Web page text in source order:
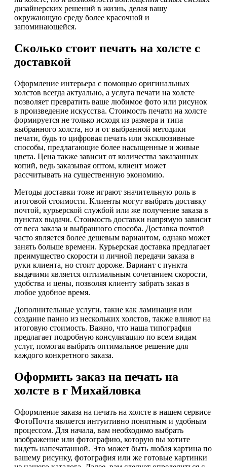
дизайнерских решений в жизнь, делая вашу
окружающую среду более красочной и
запоминающейся.
Сколько стоит печать на холсте с
доставкой
Оформление интерьера с помощью оригинальных
холстов всегда актуально, а услуга печати на холсте
позволяет превратить ваше любимое фото или рисунок
в произведение искусства. Стоимость печати на холсте
формируется не только исходя из размера и типа
выбранного холста, но и от выбранной методики
печати, будь то цифровая печать или эксклюзивные
способы, предлагающие более насыщенные и живые
цвета. Цена также зависит от количества заказанных
копий, ведь заказывая оптом, клиент может
рассчитывать на существенную экономию.
Методы доставки тоже играют значительную роль в
итоговой стоимости. Клиенты могут выбрать доставку
почтой, курьерской службой или же получение заказа в
пунктах выдачи. Стоимость доставки напрямую зависит
от веса заказа и выбранного способа. Доставка почтой
часто является более дешевым вариантом, однако может
занять больше времени. Курьерская доставка предлагает
преимущество скорости и личной передачи заказа в
руки клиента, но стоит дороже. Вариант с пункта
выдачими является оптимальным сочетанием скорости,
удобства и цены, позволяя клиенту забрать заказ в
любое удобное время.
Дополнительные услуги, такие как ламинация или
создание панно из нескольких холстов, также влияют на
итоговую стоимость. Важно, что наша типография
предлагает подробную консультацию по всем видам
услуг, помогая выбрать оптимальное решение для
каждого конкретного заказа.
Оформить заказ на печать на
холсте в г Михайловка
Оформление заказа на печать на холсте в нашем сервисе
ФотоПочта является интуитивно понятным и удобным
процессом. Для начала, вам необходимо выбрать
изображение или фотографию, которую вы хотите
видеть напечатанной. Это может быть любая картина по
вашему рисунку, фотография или же готовые картинки